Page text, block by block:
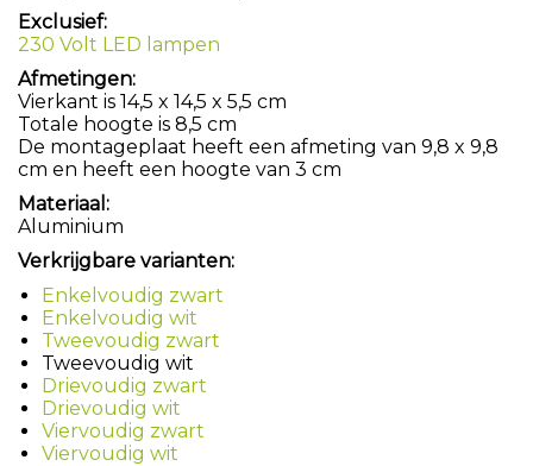
Exclusief:
230 Volt LED lampen
Afmetingen:
Vierkant is 14,5 x 14,5 x 5,5 cm
Totale hoogte is 8,5 cm
De montageplaat heeft een afmeting van 9,8 x 9,8
cm en heeft een hoogte van 3 cm
Materiaal:
Aluminium
Verkrijgbare varianten:
Enkelvoudig zwart
Enkelvoudig wit
Tweevoudig zwart
Tweevoudig wit
Drievoudig zwart
Drievoudig wit
Viervoudig zwart
Viervoudig wit